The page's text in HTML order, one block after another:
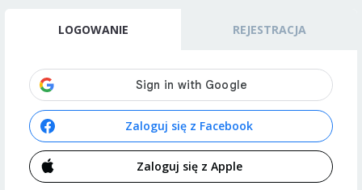
LOGOWANIE REJESTRACJA
Zaloguj się z Facebook
Zaloguj się z Apple